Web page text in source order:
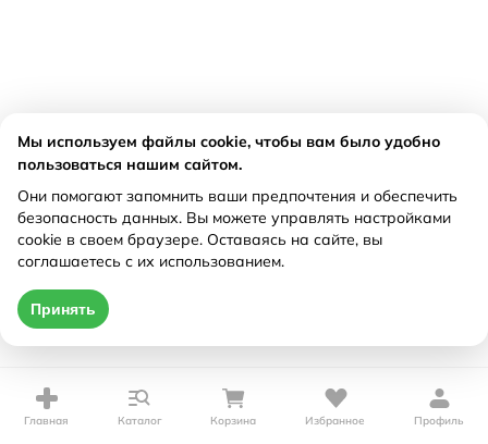
Главная Каталог Корзина Избранное Профиль
Мы используем файлы cookie, чтобы вам было удобно
пользоваться нашим сайтом.
Они помогают запомнить ваши предпочтения и обеспечить
безопасность данных. Вы можете управлять настройками
cookie в своем браузере. Оставаясь на сайте, вы
соглашаетесь с их использованием.
Принять